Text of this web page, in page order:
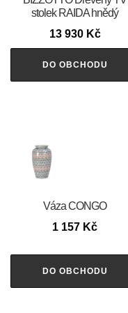
stolek RAIDA hnědý
13 930 Kč
DO OBCHODU
Váza CONGO
1 157 Kč
DO OBCHODU